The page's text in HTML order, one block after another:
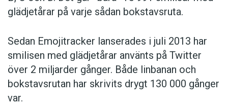
glädjetårar på varje sådan bokstavsruta.
Sedan Emojitracker lanserades i juli 2013 har
smilisen med glädjetårar använts på Twitter
över 2 miljarder gånger. Både linbanan och
bokstavsrutan har skrivits drygt 130 000 gånger
var.